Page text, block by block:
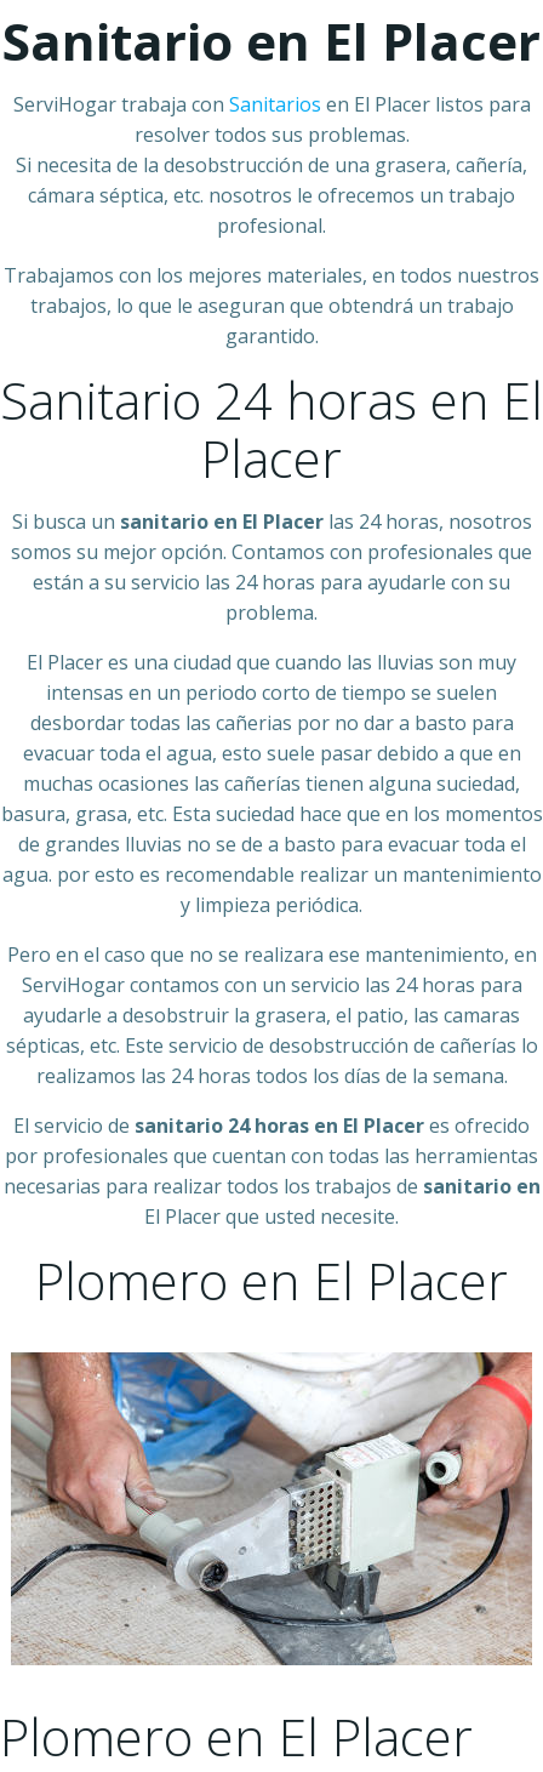
Sanitario en El Placer
ServiHogar trabaja con Sanitarios en El Placer listos para
resolver todos sus problemas.
Si necesita de la desobstrucción de una grasera, cañería,
cámara séptica, etc. nosotros le ofrecemos un trabajo
profesional.
Trabajamos con los mejores materiales, en todos nuestros
trabajos, lo que le aseguran que obtendrá un trabajo
garantido.
Sanitario 24 horas en El
Placer
Si busca un sanitario en El Placerlas 24 horas, nosotros
somos su mejor opción. Contamos con profesionales que
están a su servicio las 24 horas para ayudarle con su
problema.
El Placer es una ciudad que cuando las lluvias son muy
intensas en un periodo corto de tiempo se suelen
desbordar todas las cañerias por no dar a basto para
evacuar toda el agua, esto suele pasar debido a que en
muchas ocasiones las cañerías tienen alguna suciedad,
basura, grasa, etc. Esta suciedad hace que en los momentos
de grandes lluvias no se de a basto para evacuar toda el
agua. por esto es recomendable realizar un mantenimiento
y limpieza periódica.
Pero en el caso que no se realizara ese mantenimiento, en
ServiHogar contamos con un servicio las 24 horas para
ayudarle a desobstruir la grasera, el patio, las camaras
sépticas, etc. Este servicio de desobstrucción de cañerías lo
realizamos las 24 horas todos los días de la semana.
El servicio de sanitario 24 horas en El Placeres ofrecido
por profesionales que cuentan con todas las herramientas
necesarias para realizar todos los trabajos de sanitario en
El Placer que usted necesite.
Plomero en El Placer
Plomero en El Placer